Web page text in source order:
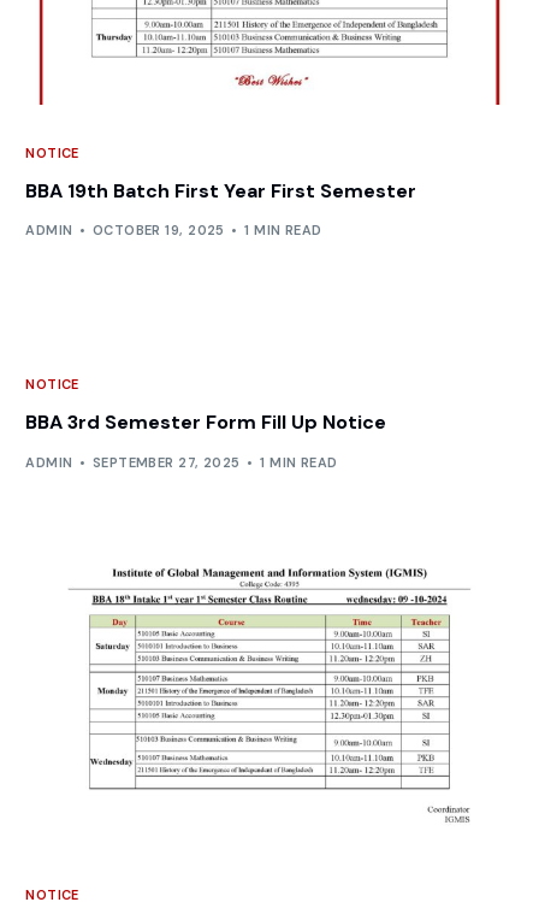
NOTICE
BBA 19th Batch First Year First Semester
ADMIN OCTOBER 19, 2025 1 MIN READ
NOTICE
BBA 3rd Semester Form Fill Up Notice
ADMIN SEPTEMBER 27, 2025 1 MIN READ
NOTICE